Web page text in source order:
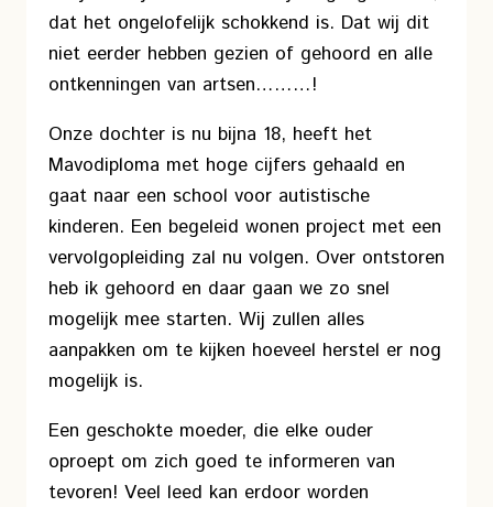
dat het ongelofelijk schokkend is. Dat wij dit
niet eerder hebben gezien of gehoord en alle
ontkenningen van artsen………!
Onze dochter is nu bijna 18, heeft het
Mavodiploma met hoge cijfers gehaald en
gaat naar een school voor autistische
kinderen. Een begeleid wonen project met een
vervolgopleiding zal nu volgen. Over ontstoren
heb ik gehoord en daar gaan we zo snel
mogelijk mee starten. Wij zullen alles
aanpakken om te kijken hoeveel herstel er nog
mogelijk is.
Een geschokte moeder, die elke ouder
oproept om zich goed te informeren van
tevoren! Veel leed kan erdoor worden